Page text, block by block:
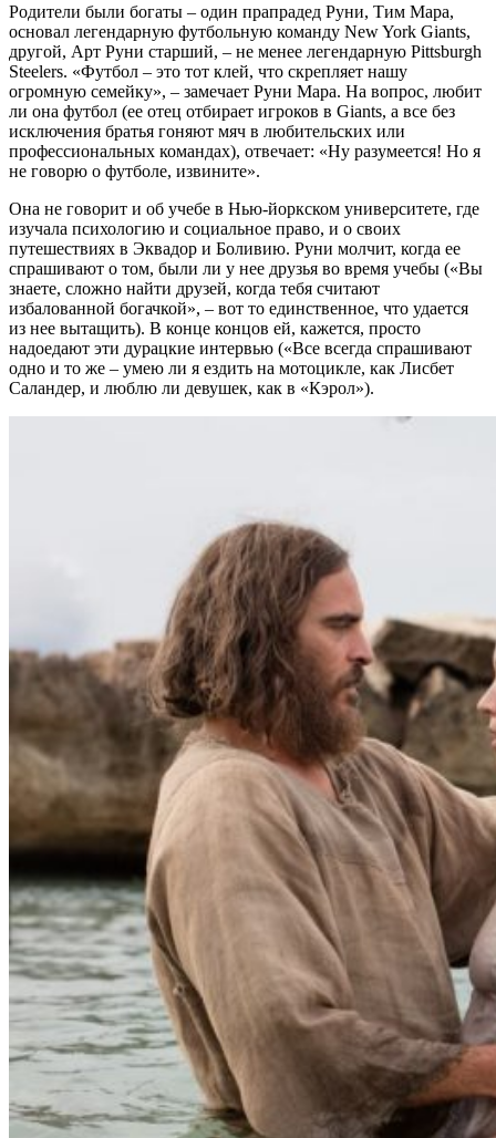
Родители были богаты – один прапрадед Руни, Тим Мара,
основал легендарную футбольную команду New York Giants,
другой, Арт Руни старший, – не менее легендарную Pittsburgh
Steelers. «Футбол – это тот клей, что скрепляет нашу
огромную семейку», – замечает Руни Мара. На вопрос, любит
ли она футбол (ее отец отбирает игроков в Giants, а все без
исключения братья гоняют мяч в любительских или
профессиональных командах), отвечает: «Ну разумеется! Но я
не говорю о футболе, извините».
Она не говорит и об учебе в Нью-йоркском университете, где
изучала психологию и социальное право, и о своих
путешествиях в Эквадор и Боливию. Руни молчит, когда ее
спрашивают о том, были ли у нее друзья во время учебы («Вы
знаете, сложно найти друзей, когда тебя считают
избалованной богачкой», – вот то единственное, что удается
из нее вытащить). В конце концов ей, кажется, просто
надоедают эти дурацкие интервью («Все всегда спрашивают
одно и то же – умею ли я ездить на мотоцикле, как Лисбет
Саландер, и люблю ли девушек, как в «Кэрол»).